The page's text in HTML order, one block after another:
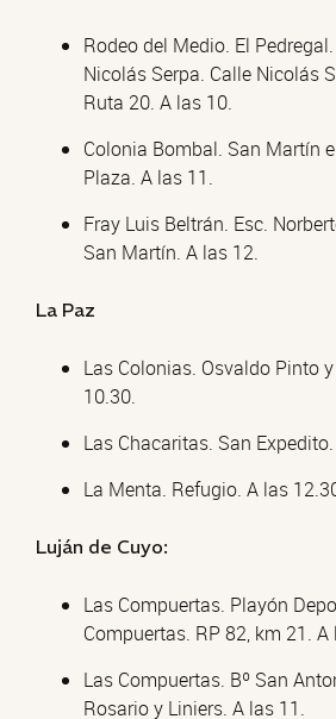
Rodeo del Medio. El
Nicolás Serpa. Calle Nicolás
Ruta 20. A las 10.
Colonia Bombal. San Martín
Plaza. A las 11.
Fray Luis Beltrán. Esc.
San Martín. A las 12.
La Paz
Las Colonias. Osvaldo Pinto
10.30.
Las Chacaritas. San
La Menta. Refugio. A las
Luján de Cuyo:
Las Compuertas. Playón
Compuertas. RP 82, km 21. A
Las Compuertas. Bº San
Rosario y Liniers. A las 11.